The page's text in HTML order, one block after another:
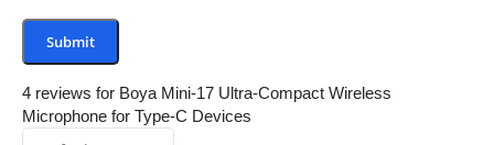
4 reviews for Boya Mini-17 Ultra-Compact Wireless
Microphone for Type-C Devices